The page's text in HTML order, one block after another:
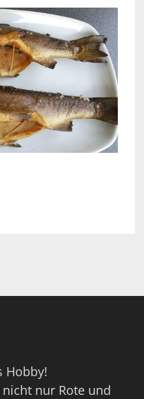
Hobby!
nur Rote und